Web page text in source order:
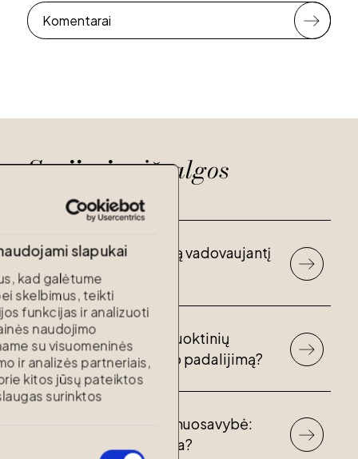
slapukai
kad galėtume
skelbimus, teikti
funkcijas ir analizuoti
naudojimo
su visuomeninės
ir analizės partneriais,
kitos jūsų pateiktos
surinktos
Komentarai
Susijusiosįžvalgos
"Marger" paskyrė naują vadovaujantį
partnerį
Vedybų sutartis: ar sutuoktinių
elgesys gali lemti turto padalijimą?
Asmeninė sutuoktinio nuosavybė:
kada ji gali tapti bendra?